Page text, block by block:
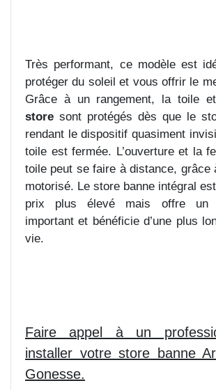
Très performant, ce modèle est
protéger du soleil et vous offrir le
Grâce à un rangement, la toile
store sont protégés dès que le
rendant le dispositif quasiment
toile est fermée. L’ouverture et la
toile peut se faire à distance, grâce
motorisé. Le store banne intégral
prix plus élevé mais offre un
important et bénéficie d’une plus
vie.
Faire appel à un
installer votre store banne
Gonesse.